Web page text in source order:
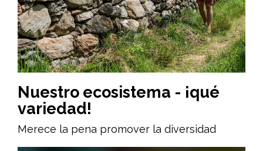
Nuestro ecosistema - ¡qué
variedad!
Merece la pena promover la diversidad